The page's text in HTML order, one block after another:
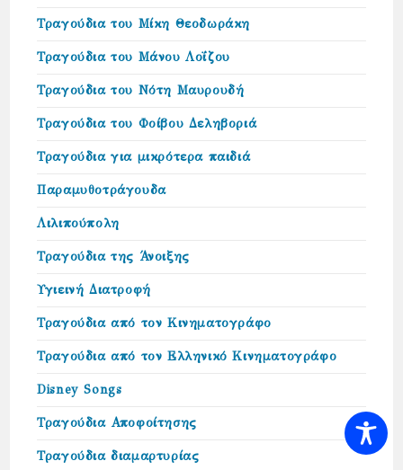
Τραγούδια του Μίκη Θεοδωράκη
Τραγούδια του Μάνου Λοΐζου
Τραγούδια του Νότη Μαυρουδή
Τραγούδια του Φοίβου Δεληβοριά
Τραγούδια για μικρότερα παιδιά
Παραμυθοτράγουδα
Λιλιπούπολη
Τραγούδια της Άνοιξης
Υγιεινή Διατροφή
Τραγούδια από τον Κινηματογράφο
Τραγούδια από τον Ελληνικό Κινηματογράφο
Disney Songs
Τραγούδια Αποφοίτησης
Τραγούδια διαμαρτυρίας